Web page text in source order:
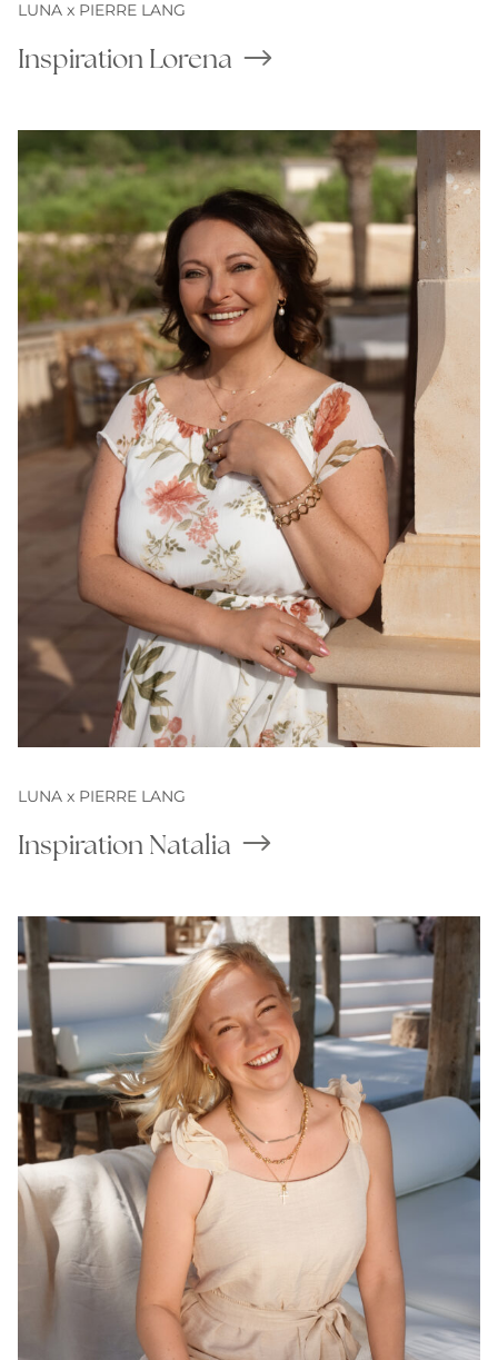
LUNA x PIERRE LANG
Inspiration Lorena
LUNA x PIERRE LANG
Inspiration Natalia